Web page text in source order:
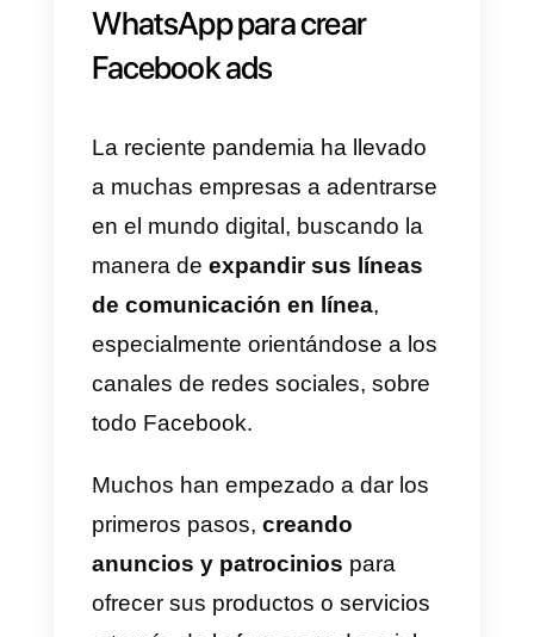
generado precedentemente esté
bien integrado dentro de las
Sugerencia:para aumentar
considerablemente las
probabilidades de que el tráfico
generado se convierta en
conversaciones, deberás hacer
aparezcaen todas las páginas
de tu sitio web.
Una primera solución para